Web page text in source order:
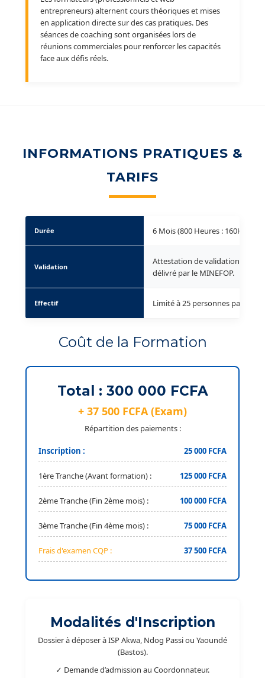
entrepreneurs) alternent cours théoriques et mises
en application directe sur des cas pratiques. Des
séances de coaching sont organisées lors de
réunions commerciales pour renforcer les capacités
face aux défis réels.
INFORMATIONS PRATIQUES &
TARIFS
Durée 6 Mois (800 Heures : 160H
Validation
Attestation de validation des
délivré par le MINEFOP.
Effectif Limité à 25 personnes par
Coût de la Formation
Total : 300 000 FCFA
+ 37 500 FCFA (Exam)
Répartition des paiements :
Inscription : 25 000 FCFA
1ère Tranche (Avant formation) : 125 000 FCFA
2ème Tranche (Fin 2ème mois) : 100 000 FCFA
3ème Tranche (Fin 4ème mois) : 75 000 FCFA
Frais d'examen CQP : 37 500 FCFA
Modalités d'Inscription
Dossier à déposer à ISP Akwa, Ndog Passi ou Yaoundé
(Bastos).
✓ Demande d’admission au Coordonnateur.